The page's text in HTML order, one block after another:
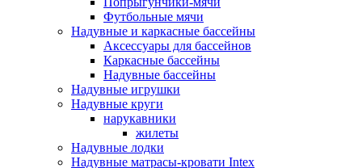
Футбольные мячи
Надувные и каркасные бассейны
Аксессуары для бассейнов
Каркасные бассейны
Надувные бассейны
Надувные игрушки
Надувные круги
нарукавники
жилеты
Надувные лодки
Надувные матрасы-кровати Intex